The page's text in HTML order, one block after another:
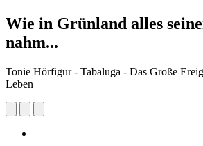
Wie in Grünland alles
nahm...
Tonie Hörfigur - Tabaluga - Das Große
Leben